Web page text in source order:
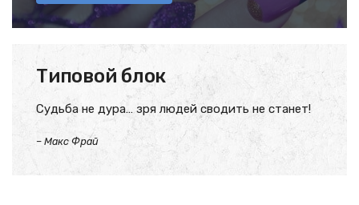
Типовой блок
Судьба не дура… зря людей сводить не станет!
– Макс Фрай